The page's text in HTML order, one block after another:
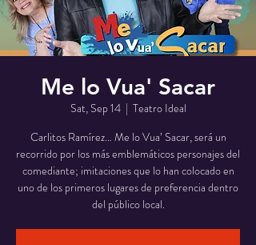
Me lo Vua' Sacar
Sat, Sep 14
  |
Teatro Ideal
Carlitos Ramírez… Me lo Vua’ Sacar, será un
recorrido por los más emblemáticos personajes del
comediante; imitaciones que lo han colocado en
uno de los primeros lugares de preferencia dentro
del público local.